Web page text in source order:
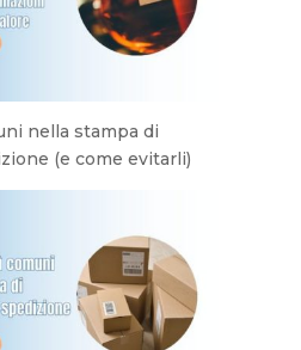
nella stampa di
(e come evitarli)